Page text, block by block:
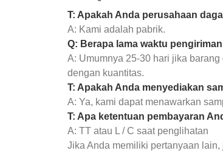
T: Apakah Anda perusahaan
A: Kami adalah pabrik.
Q: Berapa lama waktu
A: Umumnya 25-30 hari jika
dengan kuantitas.
T: Apakah Anda menyediakan
A: Ya, kami dapat menawarkan
T: Apa ketentuan pembayaran
A: TT atau L / C saat penglihatan
Jika Anda memiliki pertanyaan